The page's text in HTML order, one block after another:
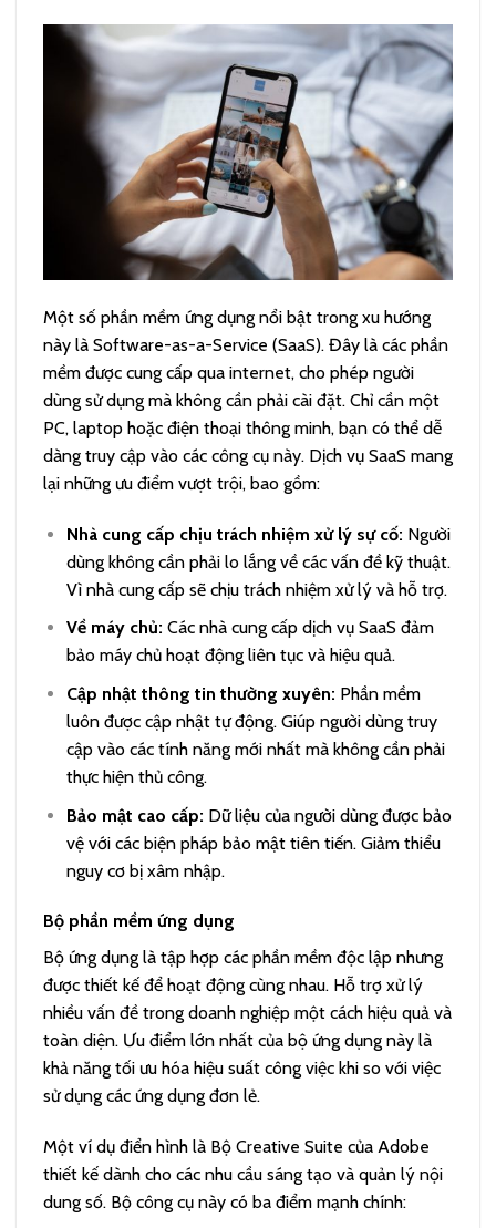
Một số phần mềm ứng dụng nổi bật trong xu hướng
này là Software-as-a-Service (SaaS). Đây là các phần
mềm được cung cấp qua internet, cho phép người
dùng sử dụng mà không cần phải cài đặt. Chỉ cần một
PC, laptop hoặc điện thoại thông minh, bạn có thể dễ
dàng truy cập vào các công cụ này. Dịch vụ SaaS mang
lại những ưu điểm vượt trội, bao gồm:
Nhà cung cấp chịu trách nhiệm xử lý sự cố: Người
dùng không cần phải lo lắng về các vấn đề kỹ thuật.
Vì nhà cung cấp sẽ chịu trách nhiệm xử lý và hỗ trợ.
Về máy chủ: Các nhà cung cấp dịch vụ SaaS đảm
bảo máy chủ hoạt động liên tục và hiệu quả.
Cập nhật thông tin thường xuyên: Phần mềm
luôn được cập nhật tự động. Giúp người dùng truy
cập vào các tính năng mới nhất mà không cần phải
thực hiện thủ công.
Bảo mật cao cấp: Dữ liệu của người dùng được bảo
vệ với các biện pháp bảo mật tiên tiến. Giảm thiểu
nguy cơ bị xâm nhập.
Bộ phần mềm ứng dụng
Bộ ứng dụng là tập hợp các phần mềm độc lập nhưng
được thiết kế để hoạt động cùng nhau. Hỗ trợ xử lý
nhiều vấn đề trong doanh nghiệp một cách hiệu quả và
toàn diện. Ưu điểm lớn nhất của bộ ứng dụng này là
khả năng tối ưu hóa hiệu suất công việc khi so với việc
sử dụng các ứng dụng đơn lẻ.
Một ví dụ điển hình là Bộ Creative Suite của Adobe
thiết kế dành cho các nhu cầu sáng tạo và quản lý nội
dung số. Bộ công cụ này có ba điểm mạnh chính: